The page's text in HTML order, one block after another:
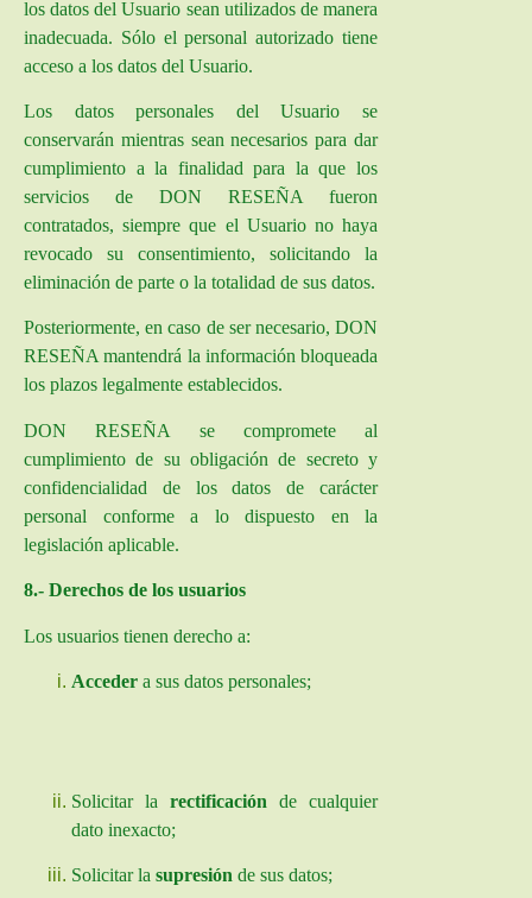
los datos del Usuario sean utilizados de manera
inadecuada. Sólo el personal autorizado tiene
acceso a los datos del Usuario.
Los datos personales del Usuario se
conservarán mientras sean necesarios para dar
cumplimiento a la finalidad para la que los
servicios de DON RESEÑA fueron
contratados, siempre que el Usuario no haya
revocado su consentimiento, solicitando la
eliminación de parte o la totalidad de sus datos.
Posteriormente, en caso de ser necesario,DON
RESEÑAmantendrá la información bloqueada
los plazos legalmente establecidos.
DON RESEÑA se compromete al
cumplimiento de su obligación de secreto y
confidencialidad de los datos de carácter
personal conforme a lo dispuesto en la
legislación aplicable.
8.- Derechos de los usuarios
Los usuarios tienen derecho a:
Acceder a sus datos personales;
Solicitar larectificación de cualquier
dato inexacto;
Solicitar la supresión de sus datos;